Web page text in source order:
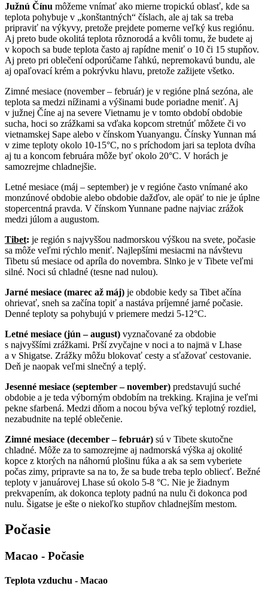
Južnú Čínu môžeme vnímať ako mierne tropickú oblasť, kde sa
teplota pohybuje v „konštantných“ číslach, ale aj tak sa treba
pripraviť na výkyvy, pretože prejdete pomerne veľký kus regiónu.
Aj preto bude okolitá teplota rôznorodá a kvôli tomu, že budete aj
v kopoch sa bude teplota často aj rapídne meniť o 10 či 15 stupňov.
Aj preto pri oblečení odporúčame ľahkú, nepremokavú bundu, ale
aj opaľovací krém a pokrývku hlavu, pretože zažijete všetko.
Zimné mesiace (november – február) je v regióne plná sezóna, ale
teplota sa medzi nížinami a výšinami bude poriadne meniť. Aj
v južnej Číne aj na severe Vietnamu je v tomto období obdobie
sucha, hoci so zrážkami sa vďaka kopcom stretnúť môžete či vo
vietnamskej Sape alebo v čínskom Yuanyangu. Čínsky Yunnan má
v zime teploty okolo 10-15°C, no s príchodom jari sa teplota dvíha
aj tu a koncom februára môže byť okolo 20°C. V horách je
samozrejme chladnejšie.
Letné mesiace (máj – september) je v regióne často vnímané ako
monzúnové obdobie alebo obdobie dažďov, ale opäť to nie je úplne
stopercentná pravda. V čínskom Yunnane padne najviac zrážok
medzi júlom a augustom.
Tibet: je región s najvyššou nadmorskou výškou na svete, počasie
sa môže veľmi rýchlo meniť. Najlepšími mesiacmi na návštevu
Tibetu sú mesiace od apríla do novembra. Slnko je v Tibete veľmi
silné. Noci sú chladné (tesne nad nulou).
Jarné mesiace (marec až máj) je obdobie kedy sa Tibet ačína
ohrievať, sneh sa začína topiť a nastáva príjemné jarné počasie.
Denné teploty sa pohybujú v priemere medzi 5-12°C.
Letné mesiace (jún – august) vyznačované za obdobie
s najvyššími zrážkami. Prší zvyčajne v noci a to najmä v Lhase
a v Shigatse. Zrážky môžu blokovať cesty a sťažovať cestovanie.
Deň je naopak veľmi slnečný a teplý.
Jesenné mesiace (september – november) predstavujú suché
obdobie a je teda výborným obdobím na trekking. Krajina je veľmi
pekne sfarbená. Medzi dňom a nocou býva veľký teplotný rozdiel,
nezabudnite na teplé oblečenie.
Zimné mesiace (december – február) sú v Tibete skutočne
chladné. Môže za to samozrejme aj nadmorská výška aj okolité
kopce z ktorých na náhornú plošinu fúka a ak sa sem vyberiete
počas zimy, pripravte sa na to, že sa bude treba teplo obliecť. Bežné
teploty v januárovej Lhase sú okolo 5-8 °C. Nie je žiadnym
prekvapením, ak dokonca teploty padnú na nulu či dokonca pod
nulu. Šigatse je ešte o niekoľko stupňov chladnejším mestom.
Počasie
Macao - Počasie
Teplota vzduchu - Macao